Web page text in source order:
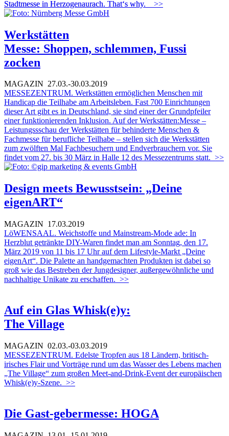
Stadtmesse in Herzogenaurach. That‘s why.
>>
Werkstätten
Messe: Shoppen, schlemmen, Fussi
zocken
MAGAZIN 27.03.-30.03.2019
MESSEZENTRUM. Werkstätten ermöglichen Menschen mit
Handicap die Teilhabe am Arbeitsleben. Fast 700 Einrichtungen
dieser Art gibt es in Deutschland, sie sind einer der Grundpfeiler
einer funktionierenden Inklusion. Auf der Werkstätten:Messe –
Leistungssschau der Werkstätten für behinderte Menschen &
Fachmesse für berufliche Teilhabe – stellen sich die Werkstätten
zum zwölften Mal Fachbesuchern und Endverbrauchern vor. Sie
findet vom 27. bis 30 März in Halle 12 des Messezentrums statt. >>
Design meets Bewusstsein: „Deine
eigenART“
MAGAZIN 17.03.2019
LöWENSAAL. Weichstoffe und Mainstream-Mode ade: In
Herzblut getränkte DIY-Waren findet man am Sonntag, den 17.
März 2019 von 11 bis 17 Uhr auf dem Lifestyle-Markt „Deine
eigenArt“. Die Palette an handgemachten Produkten ist dabei so
groß wie das Bestreben der Jungdesigner, außergewöhnliche und
nachhaltige Unikate zu erschaffen. >>
Auf ein Glas Whisk(e)y:
The Village
MAGAZIN 02.03.-03.03.2019
MESSEZENTRUM. Edelste Tropfen aus 18 Ländern, britisch-
irisches Flair und Vorträge rund um das Wasser des Lebens machen
„The Village“ zum großen Meet-and-Drink-Event der europäischen
Whisk(e)y-Szene. >>
Die Gast-gebermesse: HOGA